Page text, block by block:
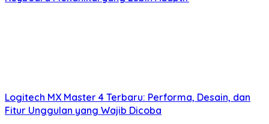
Logitech MX Master 4 Terbaru: Performa, Desain, dan
Fitur Unggulan yang Wajib Dicoba